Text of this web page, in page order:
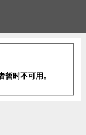
时不可用。